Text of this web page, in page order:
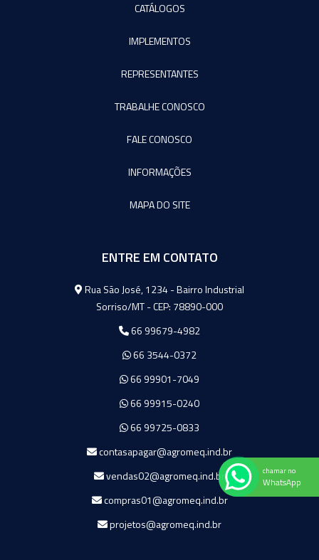
CATÁLOGOS
IMPLEMENTOS
REPRESENTANTES
TRABALHE CONOSCO
FALE CONOSCO
INFORMAÇÕES
MAPA DO SITE
ENTRE EM CONTATO
Agromeq
Rua São José, 1234 - Bairro Industrial
Sorriso/MT - CEP: 78890-000
66 99679-4982
66 3544-0372
66 99901-7049
66 99915-0240
66 99725-0833
contasapagar@agromeq.ind.br
vendas02@agromeq.ind.br
compras01@agromeq.ind.br
projetos@agromeq.ind.br
chamar no
WhatsApp